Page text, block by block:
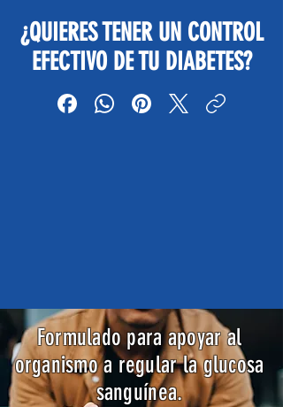
¿QUIERES TENER UN CONTROL
EFECTIVO DE TU DIABETES?
Formulado para apoyar al
organismo a regular la glucosa
sanguínea.